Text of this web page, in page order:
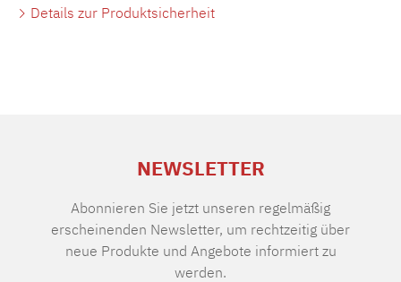
Details zur Produktsicherheit
NEWSLETTER
Abonnieren Sie jetzt unseren regelmäßig
erscheinenden Newsletter, um rechtzeitig über
neue Produkte und Angebote informiert zu
werden.